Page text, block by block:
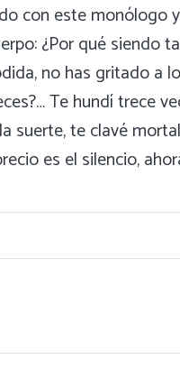
con este monólogo
¿Por qué siendo
no has gritado a
Te hundí trece
suerte, te clavé
es el silencio,